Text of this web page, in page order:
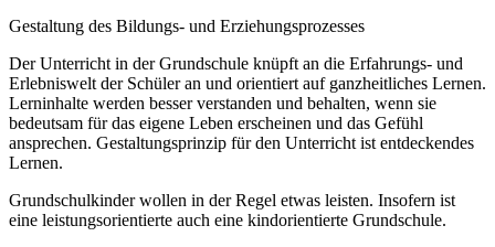
Gestaltung des Bildungs- und Erziehungsprozesses
Der Unterricht in der Grundschule knüpft an die Erfahrungs- und
Erlebniswelt der Schüler an und orientiert auf ganzheitliches Lernen.
Lerninhalte werden besser verstanden und behalten, wenn sie
bedeutsam für das eigene Leben erscheinen und das Gefühl
ansprechen. Gestaltungsprinzip für den Unterricht ist entdeckendes
Lernen.
Grundschulkinder wollen in der Regel etwas leisten. Insofern ist
eine leistungsorientierte auch eine kindorientierte Grundschule.